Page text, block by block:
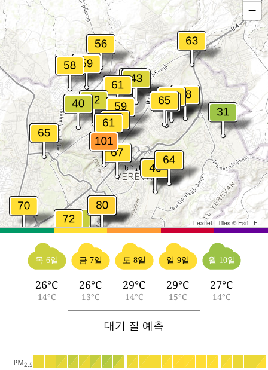
−
Leaflet | Tiles © Esri - Esri, DeLorme, NAVTEQ, TomTom, Intermap, iPC, USGS, FAO, NPS, NRCAN, GeoBase, Kadaster NL, Ordnance Survey, Esri Japan, METI, Esri China (Hong Kong), and the GIS User Community
목 6일
26°C
14°C
금 7일
26°C
13°C
토 8일
29°C
14°C
일 9일
29°C
15°C
월 10일
27°C
14°C
대기 질 예측
PM2.5